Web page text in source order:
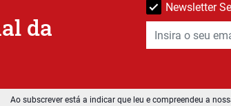
da
Newsletter
Ao subscrever está a indicar que leu e compreendeu a